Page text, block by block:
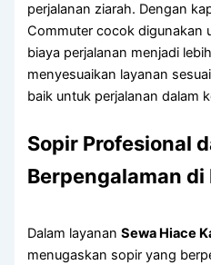
perjalanan ziarah. Dengan
Commuter cocok digunakan
biaya perjalanan menjadi
menyesuaikan layanan
baik untuk perjalanan dalam
Sopir Profesional
Berpengalaman di
Dalam layananSewa Hiace
menugaskan sopir yang